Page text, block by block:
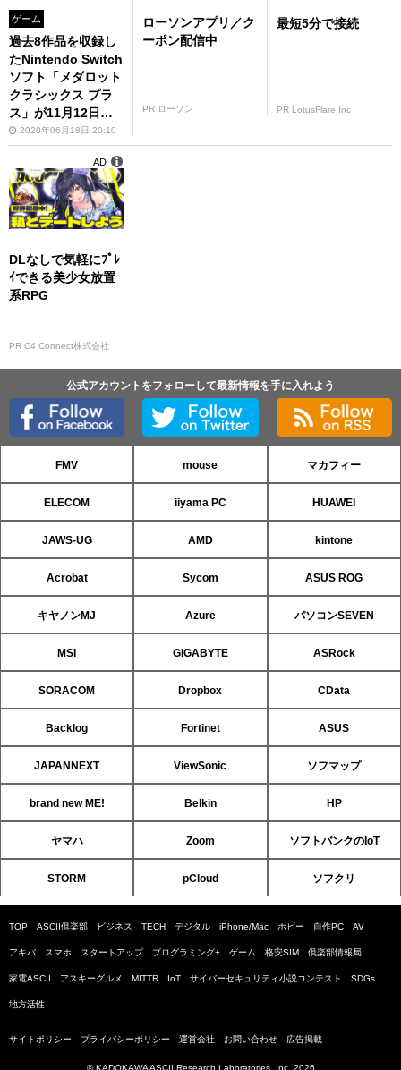
ゲーム
過去8作品を収録し
たNintendo Switch
ソフト「メダロット
クラシックス プラ
ス」が11月12日に
発売決定！
2020年06月18日 20:10
ローソンアプリ／ク
ーポン配信中
PR ローソン
最短5分で接続
PR LotusFlare Inc
DLなしで気軽にﾌﾟﾚ
ｲできる美少女放置
系RPG
PR C4 Connect株式会社
AD
公式アカウントをフォローして最新情報を手に入れよう
FMV mouse マカフィー
ELECOM iiyama PC HUAWEI
JAWS-UG AMD kintone
Acrobat Sycom ASUS ROG
キヤノンMJ Azure パソコンSEVEN
MSI GIGABYTE ASRock
SORACOM Dropbox CData
Backlog Fortinet ASUS
JAPANNEXT ViewSonic ソフマップ
brand new ME! Belkin HP
ヤマハ Zoom ソフトバンクのIoT
STORM pCloud ソフクリ
TOP ASCII倶楽部 ビジネス TECH デジタル iPhone/Mac ホビー 自作PC AV
アキバ スマホ スタートアップ プログラミング+ ゲーム 格安SIM 倶楽部情報局
家電ASCII アスキーグルメ MITTR IoT サイバーセキュリティ小説コンテスト SDGs
地方活性
サイトポリシー プライバシーポリシー 運営会社 お問い合わせ 広告掲載
© KADOKAWA ASCII Research Laboratories, Inc. 2026